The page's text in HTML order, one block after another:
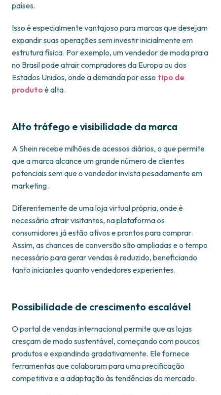
países.
Isso é especialmente vantajoso para marcas que desejam
expandir suas operações sem investir inicialmente em
estrutura física. Por exemplo, um vendedor de moda praia
no Brasil pode atrair compradores da Europa ou dos
Estados Unidos, onde a demanda por esse tipo de
produto é alta.
Alto tráfego e visibilidade da marca
A Shein recebe milhões de acessos diários, o que permite
que a marca alcance um grande número de clientes
potenciais sem que o vendedor invista pesadamente em
marketing.
Diferentemente de uma loja virtual própria, onde é
necessário atrair visitantes, na plataforma os
consumidores já estão ativos e prontos para comprar.
Assim, as chances de conversão são ampliadas e o tempo
necessário para gerar vendas é reduzido, beneficiando
tanto iniciantes quanto vendedores experientes.
Possibilidade de crescimento escalável
O portal de vendas internacional permite que as lojas
cresçam de modo sustentável, começando com poucos
produtos e expandindo gradativamente. Ele fornece
ferramentas que colaboram para uma precificação
competitiva e a adaptação às tendências do mercado.